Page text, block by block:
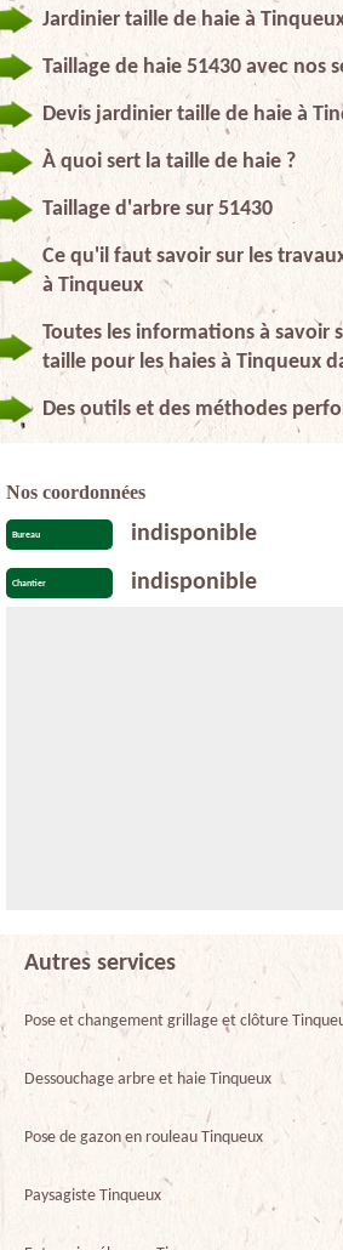
Jardinier taille de haie à
Taillage de haie 51430 avec nos
Devis jardinier taille de haie à
À quoi sert la taille de haie ?
Taillage d'arbre sur 51430
Ce qu'il faut savoir sur les
à Tinqueux
Toutes les informations à savoir
taille pour les haies à Tinqueux
Des outils et des méthodes
Nos coordonnées
Bureau indisponible
Chantier indisponible
Autres services
Pose et changement grillage et clôture
Dessouchage arbre et haie Tinqueux
Pose de gazon en rouleau Tinqueux
Paysagiste Tinqueux